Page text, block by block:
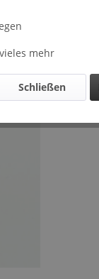
mehr
Schließen